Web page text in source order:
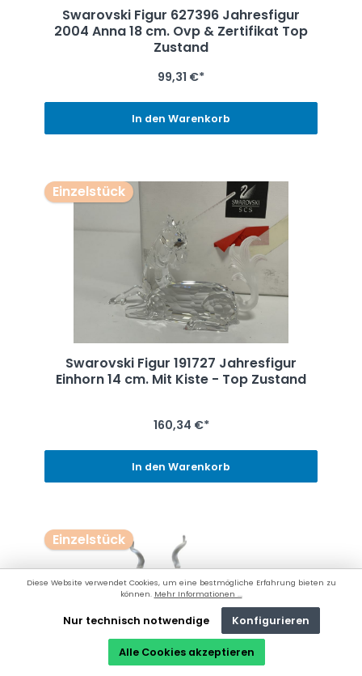
Swarovski Figur 627396 Jahresfigur
2004 Anna 18 cm. Ovp & Zertifikat Top
Zustand
99,31 €*
In den Warenkorb
Einzelstück
Swarovski Figur 191727 Jahresfigur
Einhorn 14 cm. Mit Kiste - Top Zustand
160,34 €*
In den Warenkorb
Einzelstück
Diese Website verwendet Cookies, um eine bestmögliche Erfahrung bieten zu
können. Mehr Informationen ...
Nur technisch notwendige Konfigurieren
Alle Cookies akzeptieren